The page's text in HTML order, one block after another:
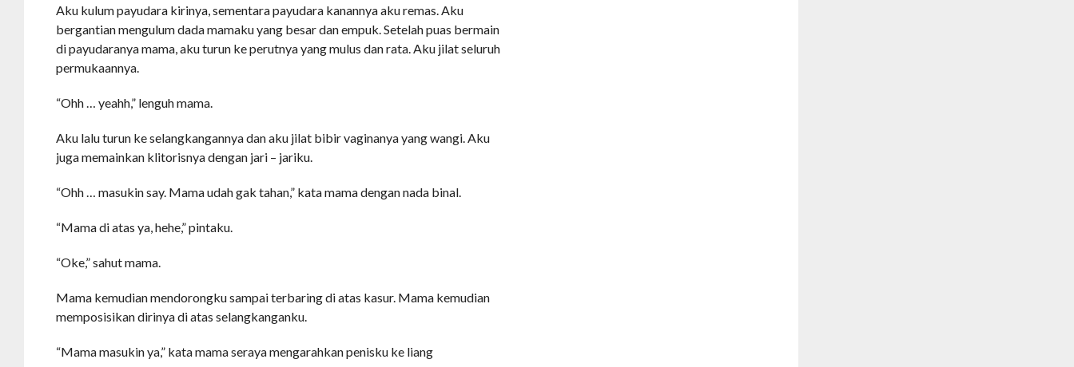
Aku kulum payudara kirinya, sementara payudara kanannya aku remas. Aku
bergantian mengulum dada mamaku yang besar dan empuk. Setelah puas bermain
di payudaranya mama, aku turun ke perutnya yang mulus dan rata. Aku jilat seluruh
permukaannya.
“Ohh … yeahh,” lenguh mama.
Aku lalu turun ke selangkangannya dan aku jilat bibir vaginanya yang wangi. Aku
juga memainkan klitorisnya dengan jari – jariku.
“Ohh … masukin say. Mama udah gak tahan,” kata mama dengan nada binal.
“Mama di atas ya, hehe,” pintaku.
“Oke,” sahut mama.
Mama kemudian mendorongku sampai terbaring di atas kasur. Mama kemudian
memposisikan dirinya di atas selangkanganku.
“Mama masukin ya,” kata mama seraya mengarahkan penisku ke liang